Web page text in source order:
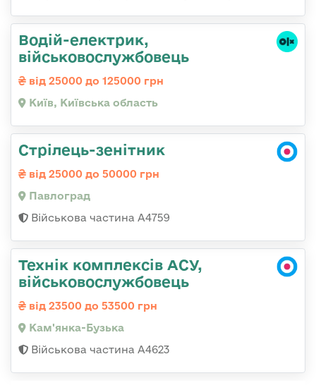
Водій-електрик,
військовослужбовець
від 25000 до 125000 грн
Київ, Київська область
Стрілець-зенітник
від 25000 до 50000 грн
Павлоград
Військова частина А4759
Технік комплексів АСУ,
військовослужбовець
від 23500 до 53500 грн
Кам'янка-Бузька
Військова частина А4623